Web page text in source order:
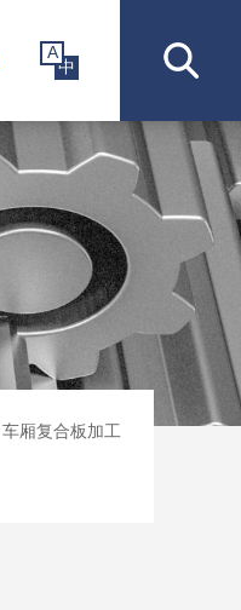
A
中
车厢复合板加工